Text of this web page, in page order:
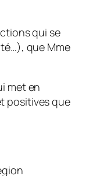
qui se
que Mme
met en
positives que